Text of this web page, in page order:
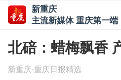
新重庆
主流新媒体 重庆第一端
北碚：蜡梅飘香
新重庆-重庆日报精选